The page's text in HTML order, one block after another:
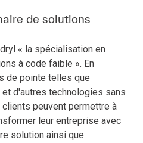
de solutions
« la spécialisation en
à code faible ». En
de pointe telles que
d'autres technologies sans
peuvent permettre à
leur entreprise avec
solution ainsi que